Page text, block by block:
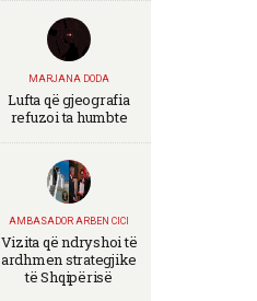
MARJANA DODA
Lufta që gjeografia
refuzoi ta humbte
AMBASADOR ARBEN CICI
Vizita që ndryshoi të
ardhmen strategjike
të Shqipërisë